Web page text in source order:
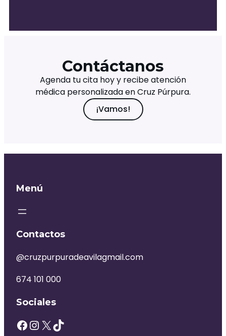
Contáctanos
Agenda tu cita hoy y recibe atención
médica personalizada en Cruz Púrpura.
¡Vamos!
Menú
Contactos
@cruzpurpuradeavilagmail.com
674 101 000
Sociales